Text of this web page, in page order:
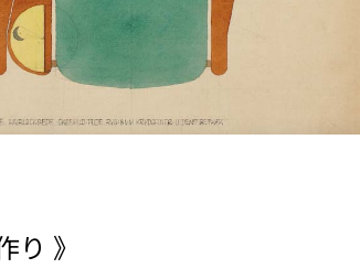
り 》